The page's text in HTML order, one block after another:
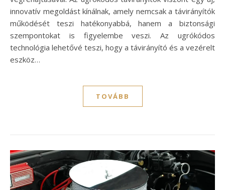
innovatív megoldást kínálnak, amely nemcsak a távirányítók
működését teszi hatékonyabbá, hanem a biztonsági
szempontokat is figyelembe veszi. Az ugrókódos
technológia lehetővé teszi, hogy a távirányító és a vezérelt
eszköz…
TOVÁBB